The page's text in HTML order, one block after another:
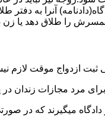
آنرا به
را طلاق دهد یا
ثبت ازدواج موقت لازم
مرد مجازات زندان
دادگاه میگیرند که در